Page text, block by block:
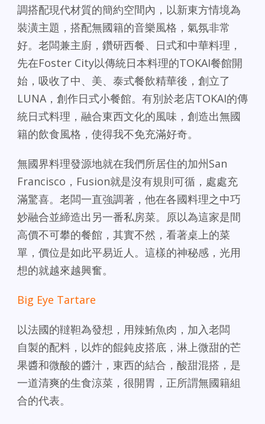
調搭配現代材質的簡約空間內，以新東方情境為
裝潢主題，搭配無國籍的音樂風格，氣氛非常
好。老闆兼主廚，鑽研西餐、日式和中華料理，
先在Foster City以傳統日本料理的TOKAI餐館開
始，吸收了中、美、泰式餐飲精華後，創立了
LUNA，創作日式小餐館。有別於老店TOKAI的傳
統日式料理，融合東西文化的風味，創造出無國
籍的飲食風格，使得我不免充滿好奇。
無國界料理發源地就在我們所居住的加州San
Francisco，Fusion就是沒有規則可循，處處充
滿驚喜。老闆一直強調著，他在各國料理之中巧
妙融合並締造出另一番私房菜。原以為這家是間
高價不可攀的餐館，其實不然，看著桌上的菜
單，價位是如此平易近人。這樣的神秘感，光用
想的就越來越興奮。
Big Eye Tartare
以法國的韃靼為發想，用辣鮪魚肉，加入老闆
自製的配料，以炸的餛鈍皮搭底，淋上微甜的芒
果醬和微酸的醬汁，東西的結合，酸甜混搭，是
一道清爽的生食涼菜，很開胃，正所謂無國籍組
合的代表。